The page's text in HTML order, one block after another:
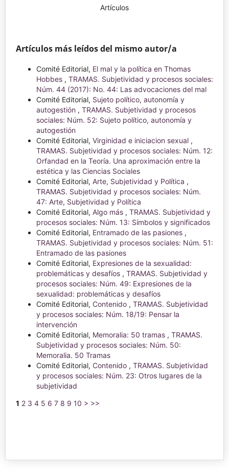
Artículos
Artículos más leídos del mismo autor/a
Comité Editorial, El mal y la política en Thomas
Hobbes , TRAMAS. Subjetividad y procesos sociales:
Núm. 44 (2017): No. 44: Las advocaciones del mal
Comité Editorial, Sujeto político, autonomía y
autogestión , TRAMAS. Subjetividad y procesos
sociales: Núm. 52: Sujeto político, autonomía y
autogestión
Comité Editorial, Virginidad e iniciacion sexual ,
TRAMAS. Subjetividad y procesos sociales: Núm. 12:
Orfandad en la Teoría. Una aproximación entre la
estética y las Ciencias Sociales
Comité Editorial, Arte, Subjetividad y Política ,
TRAMAS. Subjetividad y procesos sociales: Núm.
47: Arte, Subjetividad y Política
Comité Editorial, Algo más , TRAMAS. Subjetividad y
procesos sociales: Núm. 13: Símbolos y significados
Comité Editorial, Entramado de las pasiones ,
TRAMAS. Subjetividad y procesos sociales: Núm. 51:
Entramado de las pasiones
Comité Editorial, Expresiones de la sexualidad:
problemáticas y desafíos , TRAMAS. Subjetividad y
procesos sociales: Núm. 49: Expresiones de la
sexualidad: problemáticas y desafíos
Comité Editorial, Contenido , TRAMAS. Subjetividad
y procesos sociales: Núm. 18/19: Pensar la
intervención
Comité Editorial, Memoralia: 50 tramas , TRAMAS.
Subjetividad y procesos sociales: Núm. 50:
Memoralia. 50 Tramas
Comité Editorial, Contenido , TRAMAS. Subjetividad
y procesos sociales: Núm. 23: Otros lugares de la
subjetividad
1 2 3 4 5 6 7 8 9 10 > >>